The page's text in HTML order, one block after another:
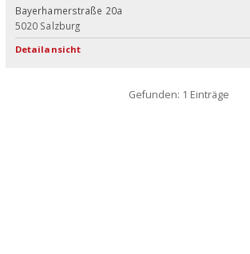
Bayerhamerstraße 20a
5020 Salzburg
Detailansicht
Gefunden: 1 Einträge